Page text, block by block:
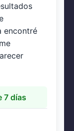
encontré
7 días